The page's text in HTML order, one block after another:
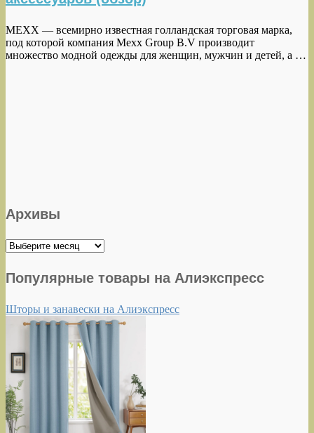
MEXX — всемирно известная голландская торговая марка,
под которой компания Mexx Group B.V производит
множество модной одежды для женщин, мужчин и детей, а …
Архивы
Архивы
Популярные товары на Алиэкспресс
Шторы и занавески на Алиэкспресс